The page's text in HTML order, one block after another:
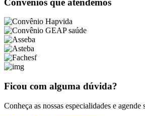
Convênios que atendemos
Ficou com alguma dúvida?
Conheça as nossas especialidades e agende